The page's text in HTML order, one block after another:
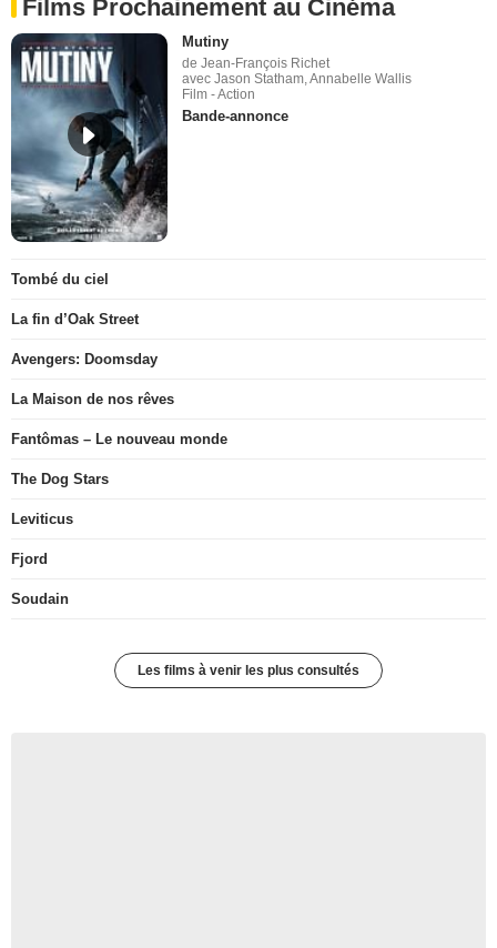
Films Prochainement au Cinéma
Mutiny
de Jean-François Richet
avec Jason Statham, Annabelle Wallis
Film - Action
Bande-annonce
Tombé du ciel
La fin d’Oak Street
Avengers: Doomsday
La Maison de nos rêves
Fantômas – Le nouveau monde
The Dog Stars
Leviticus
Fjord
Soudain
Les films à venir les plus consultés